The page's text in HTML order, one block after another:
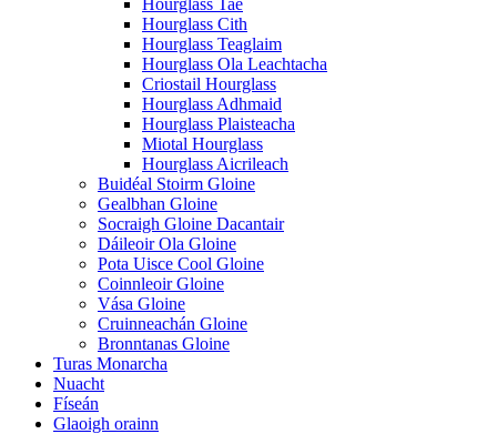
Hourglass Tae
Hourglass Cith
Hourglass Teaglaim
Hourglass Ola Leachtacha
Criostail Hourglass
Hourglass Adhmaid
Hourglass Plaisteacha
Miotal Hourglass
Hourglass Aicrileach
Buidéal Stoirm Gloine
Gealbhan Gloine
Socraigh Gloine Dacantair
Dáileoir Ola Gloine
Pota Uisce Cool Gloine
Coinnleoir Gloine
Vása Gloine
Cruinneachán Gloine
Bronntanas Gloine
Turas Monarcha
Nuacht
Físeán
Glaoigh orainn